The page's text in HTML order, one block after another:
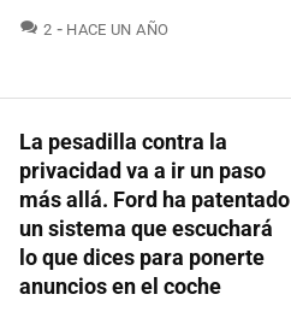
2 COMENTARIOS
HACE UN AÑO
La pesadilla contra la
privacidad va a ir un paso
más allá. Ford ha patentado
un sistema que escuchará
lo que dices para ponerte
anuncios en el coche